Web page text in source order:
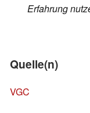
Erfahrung
Quelle(n)
VGC